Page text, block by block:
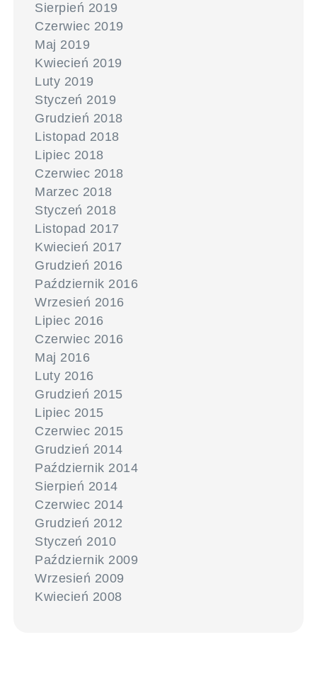
Sierpień 2019
Czerwiec 2019
Maj 2019
Kwiecień 2019
Luty 2019
Styczeń 2019
Grudzień 2018
Listopad 2018
Lipiec 2018
Czerwiec 2018
Marzec 2018
Styczeń 2018
Listopad 2017
Kwiecień 2017
Grudzień 2016
Październik 2016
Wrzesień 2016
Lipiec 2016
Czerwiec 2016
Maj 2016
Luty 2016
Grudzień 2015
Lipiec 2015
Czerwiec 2015
Grudzień 2014
Październik 2014
Sierpień 2014
Czerwiec 2014
Grudzień 2012
Styczeń 2010
Październik 2009
Wrzesień 2009
Kwiecień 2008